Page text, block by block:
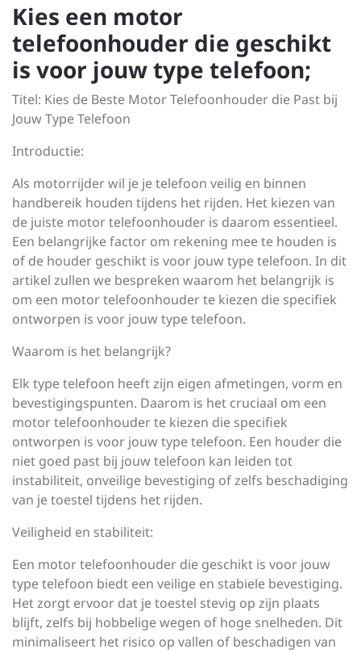
Kies een motor
telefoonhouder die geschikt
is voor jouw type telefoon;
Titel: Kies de Beste Motor Telefoonhouder die Past bij
Jouw Type Telefoon
Introductie:
Als motorrijder wil je je telefoon veilig en binnen
handbereik houden tijdens het rijden. Het kiezen van
de juiste motor telefoonhouder is daarom essentieel.
Een belangrijke factor om rekening mee te houden is
of de houder geschikt is voor jouw type telefoon. In dit
artikel zullen we bespreken waarom het belangrijk is
om een motor telefoonhouder te kiezen die specifiek
ontworpen is voor jouw type telefoon.
Waarom is het belangrijk?
Elk type telefoon heeft zijn eigen afmetingen, vorm en
bevestigingspunten. Daarom is het cruciaal om een
motor telefoonhouder te kiezen die specifiek
ontworpen is voor jouw type telefoon. Een houder die
niet goed past bij jouw telefoon kan leiden tot
instabiliteit, onveilige bevestiging of zelfs beschadiging
van je toestel tijdens het rijden.
Veiligheid en stabiliteit:
Een motor telefoonhouder die geschikt is voor jouw
type telefoon biedt een veilige en stabiele bevestiging.
Het zorgt ervoor dat je toestel stevig op zijn plaats
blijft, zelfs bij hobbelige wegen of hoge snelheden. Dit
minimaliseert het risico op vallen of beschadigen van